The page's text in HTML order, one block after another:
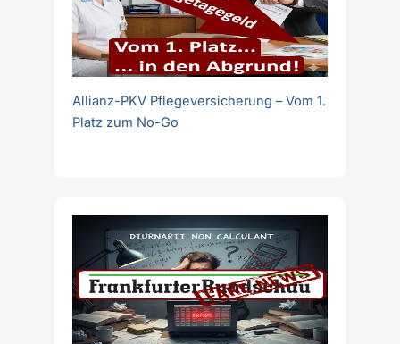
Allianz-PKV Pflegeversicherung – Vom 1.
Platz zum No-Go